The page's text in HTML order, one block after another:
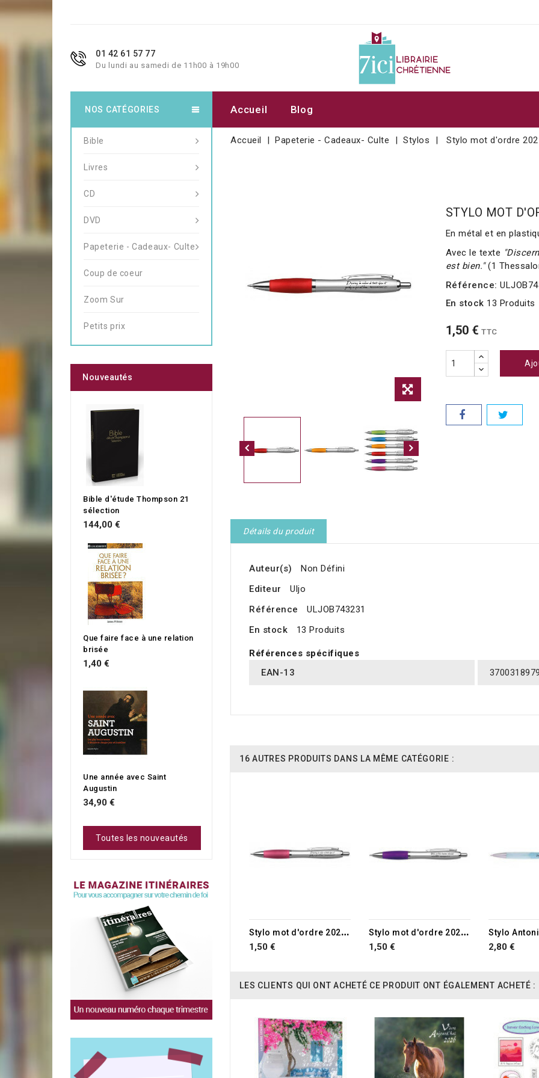
01 42 61 57 77
Du lundi au samedi de 11h00 à 19h00
Accueil Blog
Accueil Papeterie - Cadeaux- Culte Stylos Stylo mot d'ordre
STYLO MOT
En métal et en
Avec le texte
est bien."(1
Référence:
En stock 13 Produits
1,50 € TTC
Détails du produit
Auteur(s)
Non Défini
Editeur
Uljo
Référence
ULJOB743231
En stock
13 Produits
Références spécifiques
EAN-13
16 AUTRES PRODUITS DANS LA MÊME CATÉGORIE :
S
tylo mot d'ordre 2025 rose
1,50 €
S
tylo mot d'ordre 2026 lilas
1,50 €
Stylo
2,80 €
LES CLIENTS QUI ONT ACHETÉ CE PRODUIT ONT ÉGALEMENT ACHETÉ :
NOS CATÉGORIES
Bible
Livres
CD
DVD
Papeterie - Cadeaux- Culte
Coup de coeur
Zoom Sur
Petits prix
Nouveautés
Bible d'étude Thompson 21
sélection
144,00 €
Que faire face à une relation
brisée
1,40 €
Une année avec Saint
Augustin
34,90 €
Toutes les nouveautés